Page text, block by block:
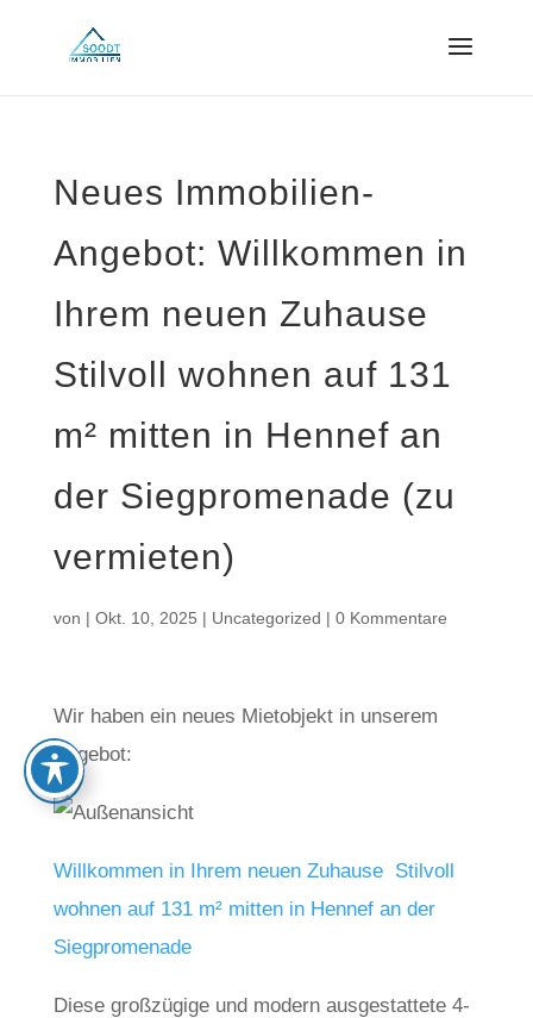
Neues Immobilien-
Angebot: Willkommen in
Ihrem neuen Zuhause 
Stilvoll wohnen auf 131
m² mitten in Hennef an
der Siegpromenade (zu
vermieten)
von | Okt. 10, 2025 | Uncategorized | 0 Kommentare
Wir haben ein neues Mietobjekt in unserem
Angebot:
Willkommen in Ihrem neuen Zuhause  Stilvoll
wohnen auf 131 m² mitten in Hennef an der
Siegpromenade
Diese großzügige und modern ausgestattete 4-